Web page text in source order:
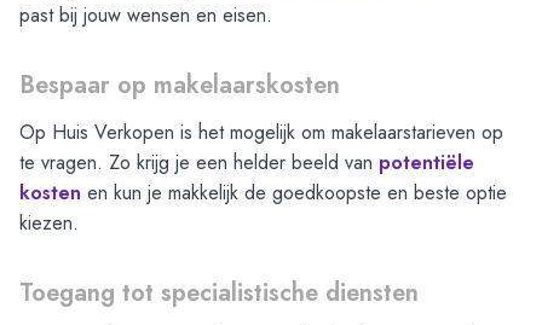
past bij jouw wensen en eisen.
Bespaar op makelaarskosten
Op Huis Verkopen is het mogelijk om makelaarstarieven op
te vragen. Zo krijg je een helder beeld van potentiële
kosten en kun je makkelijk de goedkoopste en beste optie
kiezen.
Toegang tot specialistische diensten